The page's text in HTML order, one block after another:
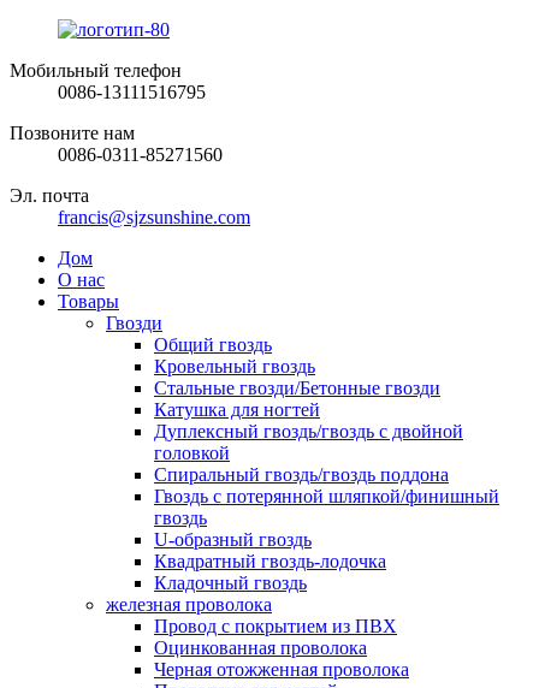
Мобильный телефон
0086-13111516795
Позвоните нам
0086-0311-85271560
Эл. почта
francis@sjzsunshine.com
Дом
О нас
Товары
Гвозди
Общий гвоздь
Кровельный гвоздь
Стальные гвозди/Бетонные гвозди
Катушка для ногтей
Дуплексный гвоздь/гвоздь с двойной
головкой
Спиральный гвоздь/гвоздь поддона
Гвоздь с потерянной шляпкой/финишный
гвоздь
U-образный гвоздь
Квадратный гвоздь-лодочка
Кладочный гвоздь
железная проволока
Провод с покрытием из ПВХ
Оцинкованная проволока
Черная отожженная проволока